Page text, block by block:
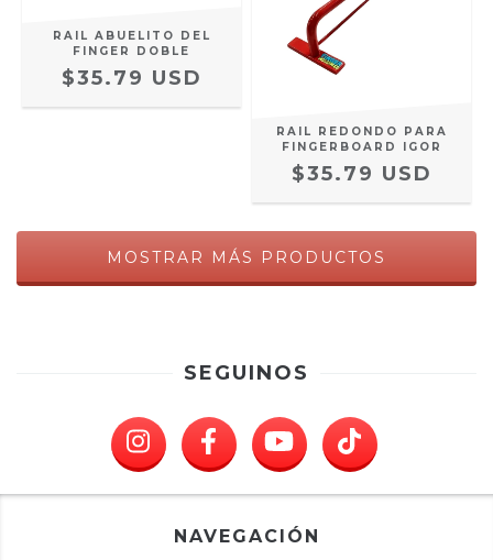
RAIL ABUELITO DEL
FINGER DOBLE
$35.79 USD
RAIL REDONDO PARA
FINGERBOARD IGOR
$35.79 USD
MOSTRAR MÁS PRODUCTOS
SEGUINOS
NAVEGACIÓN